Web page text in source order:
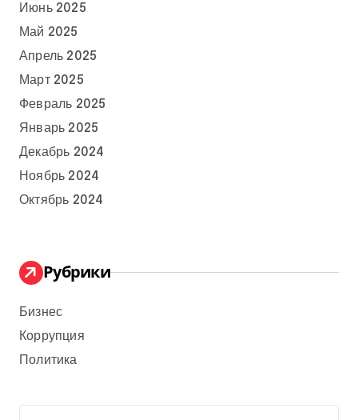
Июнь 2025
Май 2025
Апрель 2025
Март 2025
Февраль 2025
Январь 2025
Декабрь 2024
Ноябрь 2024
Октябрь 2024
Рубрики
Бизнес
Коррупция
Политика